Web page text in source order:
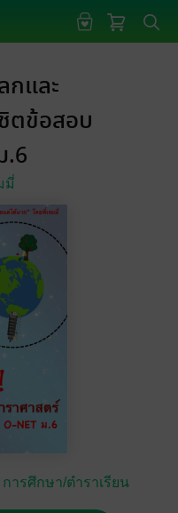
กและ
ตข้อสอบ
.6
มี่
การศึกษา/ตำราเรียน